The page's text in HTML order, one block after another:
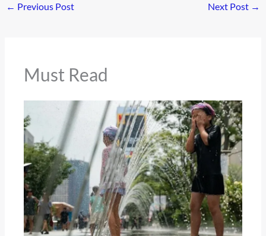
← Previous Post Next Post →
Must Read